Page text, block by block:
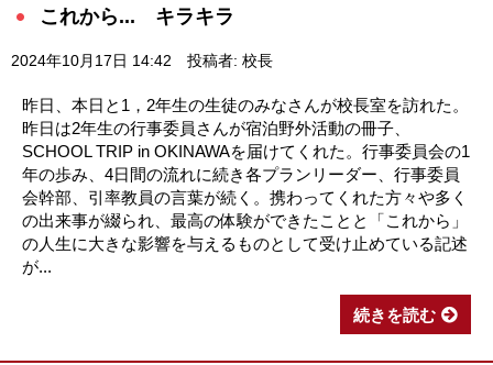
これから... キラキラ
2024年10月17日 14:42 投稿者: 校長
昨日、本日と1，2年生の生徒のみなさんが校長室を訪れた。
昨日は2年生の行事委員さんが宿泊野外活動の冊子、
SCHOOL TRIP in OKINAWAを届けてくれた。行事委員会の1
年の歩み、4日間の流れに続き各プランリーダー、行事委員
会幹部、引率教員の言葉が続く。携わってくれた方々や多く
の出来事が綴られ、最高の体験ができたことと「これから」
の人生に大きな影響を与えるものとして受け止めている記述
が...
続きを読む